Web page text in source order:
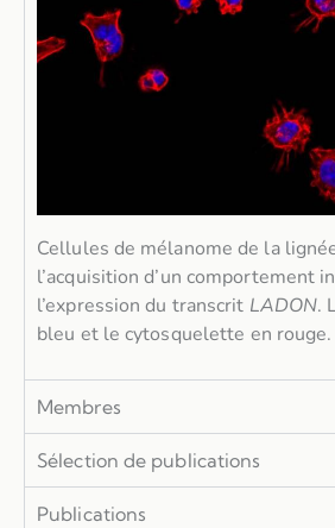
Cellules de mélanome de la
l’acquisition d’un comportement
l’expression du transcrit LADON.
bleu et le cytosquelette en rouge.
Membres
Sélection de publications
Publications